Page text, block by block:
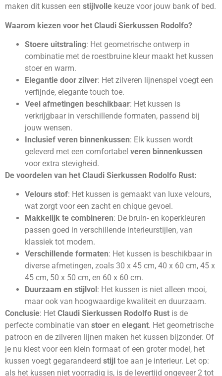
maken dit kussen een stijlvolle keuze voor jouw bank of bed.
Waarom kiezen voor het Claudi Sierkussen Rodolfo?
Stoere uitstraling: Het geometrische ontwerp in
combinatie met de roestbruine kleur maakt het kussen
stoer en warm.
Elegantie door zilver: Het zilveren lijnenspel voegt een
verfijnde, elegante touch toe.
Veel afmetingen beschikbaar: Het kussen is
verkrijgbaar in verschillende formaten, passend bij
jouw wensen.
Inclusief veren binnenkussen: Elk kussen wordt
geleverd met een comfortabel veren binnenkussen
voor extra stevigheid.
De voordelen van het Claudi Sierkussen Rodolfo Rust:
Velours stof: Het kussen is gemaakt van luxe velours,
wat zorgt voor een zacht en chique gevoel.
Makkelijk te combineren: De bruin- en koperkleuren
passen goed in verschillende interieurstijlen, van
klassiek tot modern.
Verschillende formaten: Het kussen is beschikbaar in
diverse afmetingen, zoals 30 x 45 cm, 40 x 60 cm, 45 x
45 cm, 50 x 50 cm, en 60 x 60 cm.
Duurzaam en stijlvol : Het kussen is niet alleen mooi,
maar ook van hoogwaardige kwaliteit en duurzaam.
Conclusie: Het Claudi Sierkussen Rodolfo Rust is de
perfecte combinatie van stoer en elegant. Het geometrische
patroon en de zilveren lijnen maken het kussen bijzonder. Of
je nu kiest voor een klein formaat of een groter model, het
kussen voegt gegarandeerd stijl toe aan je interieur. Let op:
als het kussen niet voorradig is, is de levertijd ongeveer 2 tot